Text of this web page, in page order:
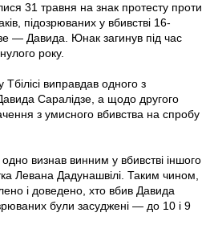
31 травня на знак протесту проти
підозрюваних у вбивстві 16-
— Давида. Юнак загинув під час
року.
виправдав одного з
Саралідзе, а щодо другого
з умисного вбивства на спробу
визнав винним у вбивстві іншого
Левана Дадунашвілі. Таким чином,
і доведено, хто вбив Давида
були засуджені — до 10 і 9